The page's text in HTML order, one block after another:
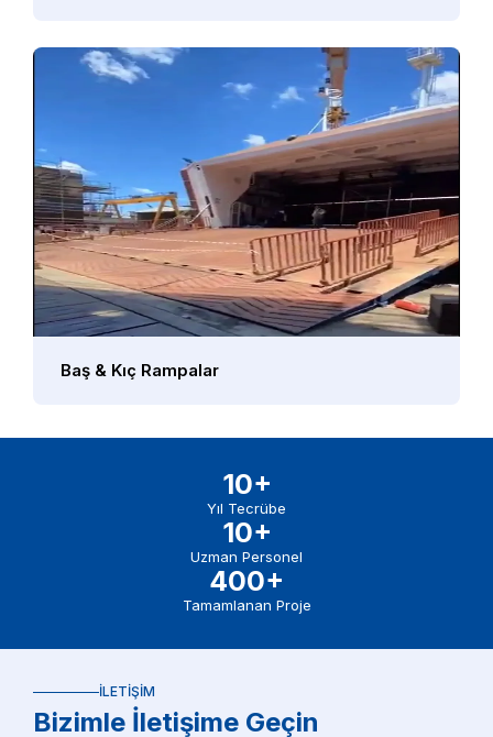
Baş & Kıç Rampalar
10+
Yıl Tecrübe
10+
Uzman Personel
400+
Tamamlanan Proje
İLETIŞIM
Bizimle İletişime Geçin